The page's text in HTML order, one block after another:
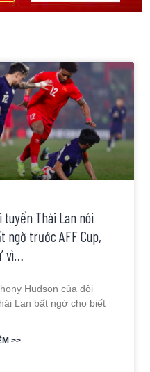
tuyển Thái Lan nói
ngờ trước AFF Cup,
vì…
Hudson của đội
Lan bất ngờ cho biết
>>